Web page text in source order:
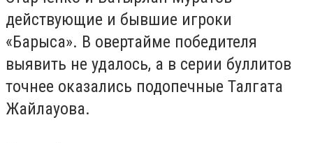
действующие и бывшие игроки
«Барыса». В овертайме победителя
выявить не удалось, а в серии буллитов
точнее оказались подопечные Талгата
Жайлауова.